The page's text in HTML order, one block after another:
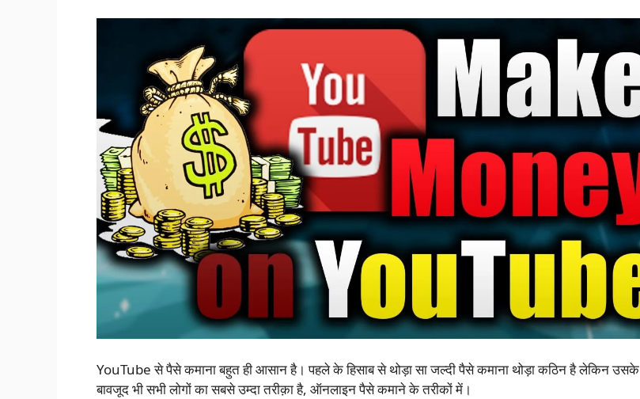
YouTube से पैसे कमाना बहुत ही आसान है। पहले के हिसाब से थोड़ा सा जल्दी पैसे कमाना थोड़ा कठिन है लेकिन उसके
बावजूद भी सभी लोगों का सबसे उम्दा तरीक़ा है, ऑनलाइन पैसे कमाने के तरीकों में।